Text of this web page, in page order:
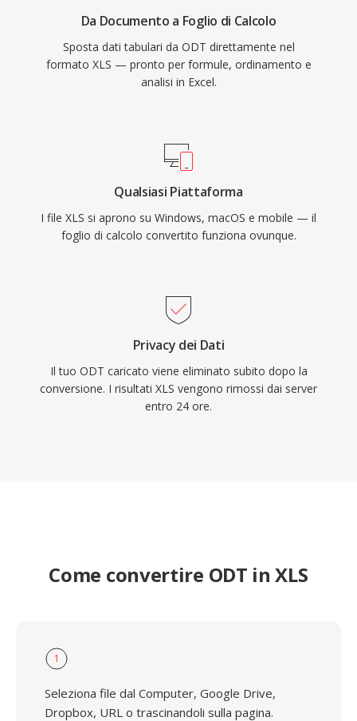
Da Documento a Foglio di Calcolo
Sposta dati tabulari da ODT direttamente nel
formato XLS — pronto per formule, ordinamento e
analisi in Excel.
Qualsiasi Piattaforma
I file XLS si aprono su Windows, macOS e mobile — il
foglio di calcolo convertito funziona ovunque.
Privacy dei Dati
Il tuo ODT caricato viene eliminato subito dopo la
conversione. I risultati XLS vengono rimossi dai server
entro 24 ore.
Come convertire ODT in XLS
1
Seleziona file dal Computer, Google Drive,
Dropbox, URL o trascinandoli sulla pagina.